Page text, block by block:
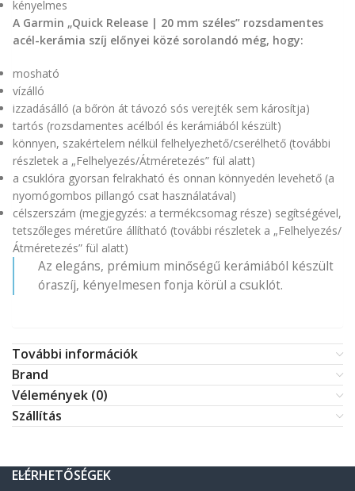
kényelmes
A Garmin „Quick Release | 20 mm széles” rozsdamentes
acél-kerámia szíj előnyei közé sorolandó még, hogy:
mosható
vízálló
izzadásálló (a bőrön át távozó sós verejték sem károsítja)
tartós (rozsdamentes acélból és kerámiából készült)
könnyen, szakértelem nélkül felhelyezhető/cserélhető (további
részletek a „Felhelyezés/Átméretezés” fül alatt)
a csuklóra gyorsan felrakható és onnan könnyedén levehető (a
nyomógombos pillangó csat használatával)
célszerszám (megjegyzés: a termékcsomag része) segítségével,
tetszőleges méretűre állítható (további részletek a „Felhelyezés/
Átméretezés” fül alatt)
Az elegáns, prémium minőségű kerámiából készült
óraszíj, kényelmesen fonja körül a csuklót.
További információk
Brand
Vélemények (0)
Szállítás
ELÉRHETŐSÉGEK